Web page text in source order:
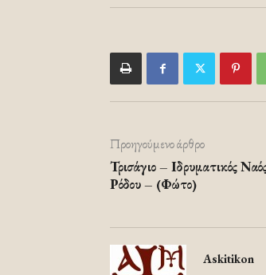
Προηγούμενο άρθρο
Τρισάγιο – Ιδρυματικός
Ρόδου – (Φώτο)
Askitikon